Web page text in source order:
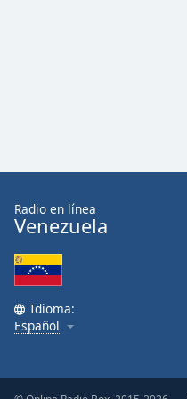
window.
dialog
window.
Escape
will
and
Radio en línea
Venezuela
Idioma:
Español